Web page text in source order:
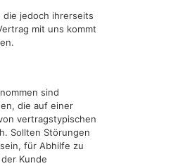
die jedoch ihrerseits
mit uns kommt
sind
die auf einer
vertragstypischen
Sollten Störungen
für Abhilfe zu
Kunde